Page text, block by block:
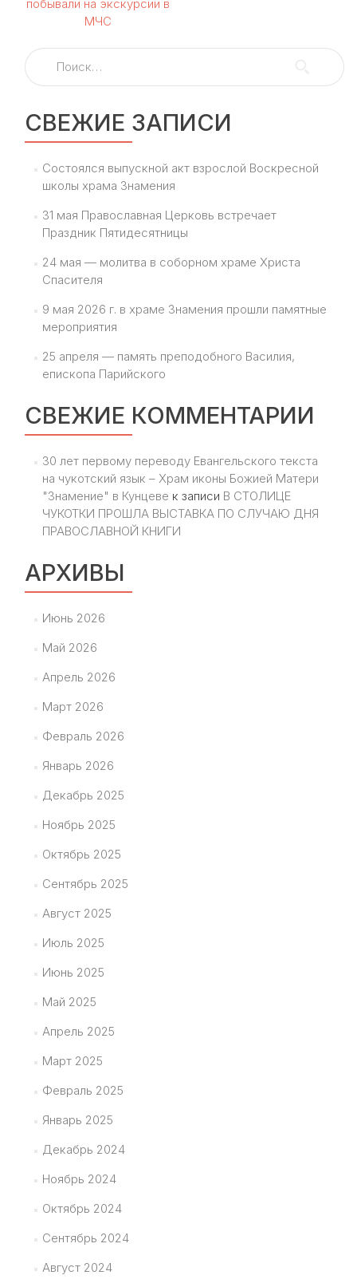
побывали на экскурсии в
МЧС
Найти:
СВЕЖИЕ ЗАПИСИ
Состоялся выпускной акт взрослой Воскресной
школы храма Знамения
31 мая Православная Церковь встречает
Праздник Пятидесятницы
24 мая — молитва в соборном храме Христа
Спасителя
9 мая 2026 г. в храме Знамения прошли памятные
мероприятия
25 апреля — память преподобного Василия,
епископа Парийского
СВЕЖИЕ КОММЕНТАРИИ
30 лет первому переводу Евангельского текста
на чукотский язык – Храм иконы Божией Матери
"Знамение" в Кунцеве к записи В СТОЛИЦЕ
ЧУКОТКИ ПРОШЛА ВЫСТАВКА ПО СЛУЧАЮ ДНЯ
ПРАВОСЛАВНОЙ КНИГИ
АРХИВЫ
Июнь 2026
Май 2026
Апрель 2026
Март 2026
Февраль 2026
Январь 2026
Декабрь 2025
Ноябрь 2025
Октябрь 2025
Сентябрь 2025
Август 2025
Июль 2025
Июнь 2025
Май 2025
Апрель 2025
Март 2025
Февраль 2025
Январь 2025
Декабрь 2024
Ноябрь 2024
Октябрь 2024
Сентябрь 2024
Август 2024